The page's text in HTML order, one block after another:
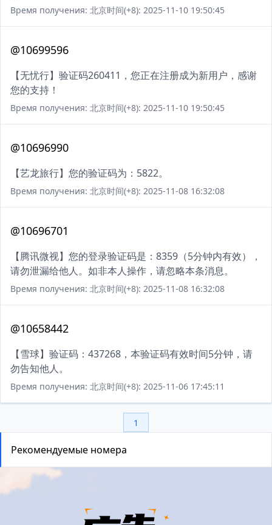
Время получения: 北京时间(+8): 2025-11-10 19:50:45
@10699596
【无忧行】验证码260411，您正在注册成为新用户，感谢
您的支持！
Время получения: 北京时间(+8): 2025-11-10 19:50:45
@10696990
【艺龙旅行】您的验证码为：5822。
Время получения: 北京时间(+8): 2025-11-08 16:32:08
@10696701
【腾讯微视】您的登录验证码是：8359（5分钟内有效），
请勿泄漏给他人。如非本人操作，请忽略本条消息。
Время получения: 北京时间(+8): 2025-11-08 16:32:08
@10658442
【雪球】验证码：437268，本验证码有效时间5分钟，请
勿告知他人。
Время получения: 北京时间(+8): 2025-11-06 17:45:11
1
Рекомендуемые номера